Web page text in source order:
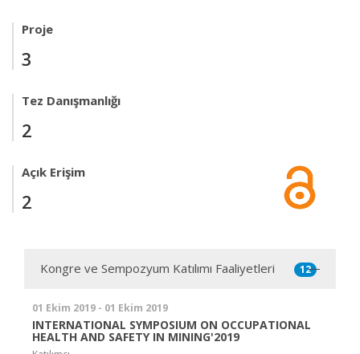
Proje
3
Tez Danışmanlığı
2
Açık Erişim
2
Kongre ve Sempozyum Katılımı Faaliyetleri 12
01 Ekim 2019 - 01 Ekim 2019
INTERNATIONAL SYMPOSIUM ON OCCUPATIONAL
HEALTH AND SAFETY IN MINING'2019